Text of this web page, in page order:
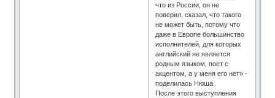
что из России, он не
поверил, сказал, что такого
не может быть, потому что
даже в Европе большинство
исполнителей, для которых
английский не является
родным языком, поет с
акцентом, а у меня его нет» -
поделилась Нюша.
После этого выступления